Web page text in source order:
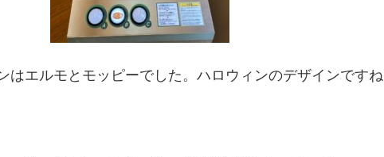
はエルモとモッピーでした。ハロウィンのデザインですね